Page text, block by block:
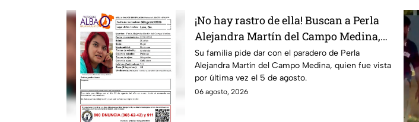
¡No hay rastro de ella! Buscan a Perla
Alejandra Martín del Campo Medina,
desaparecida en Guanajuato
Su familia pide dar con el paradero de Perla
Alejandra Martín del Campo Medina, quien fue vista
por última vez el 5 de agosto.
06 agosto, 2026